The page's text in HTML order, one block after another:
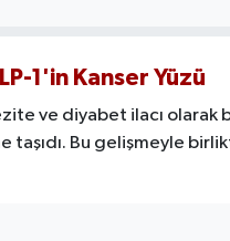
1'in Kanser Yüzü
ve diyabet ilacı olarak
Bu gelişmeyle birlikte